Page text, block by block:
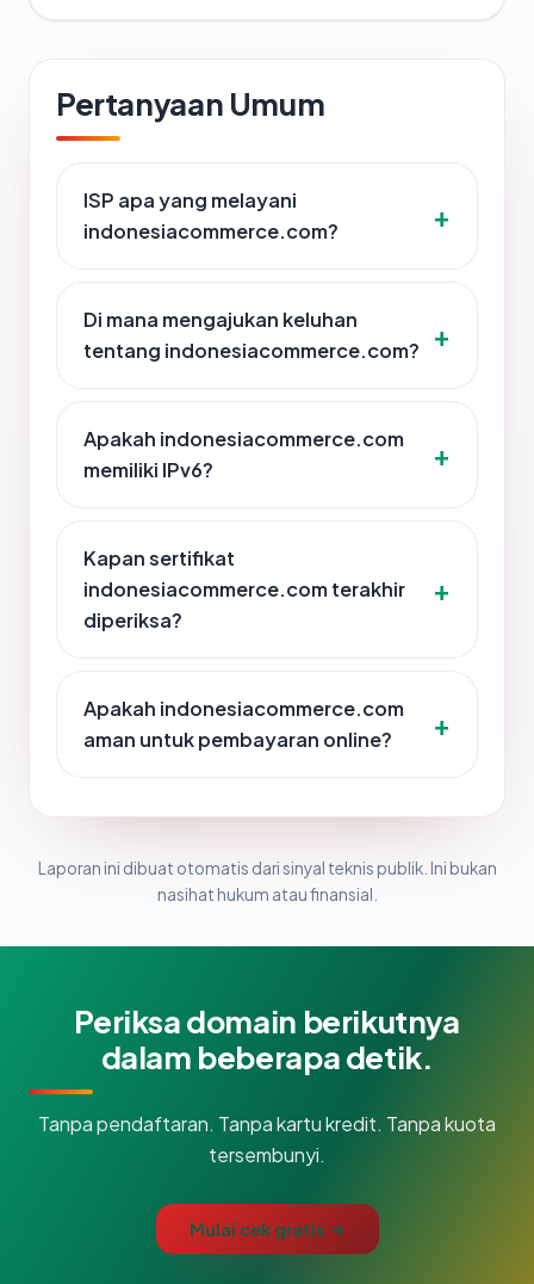
Pertanyaan Umum
ISP apa yang melayani
indonesiacommerce.com?
Di mana mengajukan keluhan
tentang indonesiacommerce.com?
Apakah indonesiacommerce.com
memiliki IPv6?
Kapan sertifikat
indonesiacommerce.com terakhir
diperiksa?
Apakah indonesiacommerce.com
aman untuk pembayaran online?
Laporan ini dibuat otomatis dari sinyal teknis publik. Ini bukan
nasihat hukum atau finansial.
Periksa domain berikutnya
dalam beberapa detik.
Tanpa pendaftaran. Tanpa kartu kredit. Tanpa kuota
tersembunyi.
Mulai cek gratis →